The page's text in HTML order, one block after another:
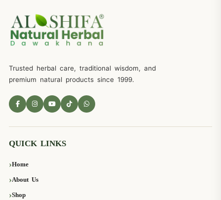
Trusted herbal care, traditional wisdom, and
premium natural products since 1999.
QUICK LINKS
Home
About Us
Shop